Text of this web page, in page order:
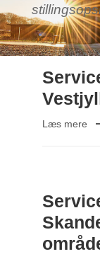
Læs mere